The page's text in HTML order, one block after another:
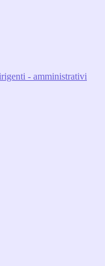
- amministrativi